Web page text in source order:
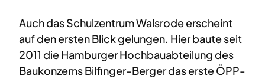
Auch das Schulzentrum Walsrode erscheint
auf den ersten Blick gelungen. Hier baute seit
2011 die Hamburger Hochbauabteilung des
Baukonzerns Bilfinger-Berger das erste ÖPP-